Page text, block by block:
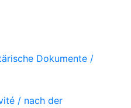
Dokumente /
/ nach der